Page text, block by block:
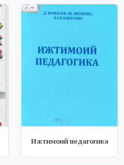
Ижтимоий педагогика